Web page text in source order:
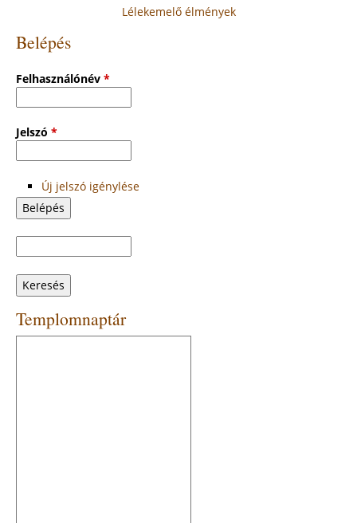
Lélekemelő élmények
Belépés
Felhasználónév *
Jelszó *
Új jelszó igénylése
Keresés
űrlap
Templomnaptár